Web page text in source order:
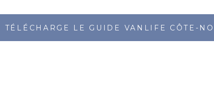
TÉLÉCHARGE LE GUIDE VANLIFE CÔTE-